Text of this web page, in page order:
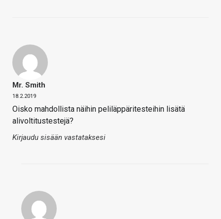
Mr. Smith
18.2.2019
Oisko mahdollista näihin peliläppäritesteihin lisätä
alivoltitustestejä?
Kirjaudu sisään vastataksesi